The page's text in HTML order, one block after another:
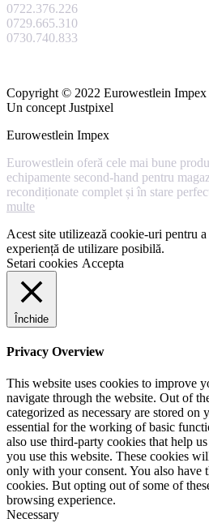
0722.376.226
0729.665.310
0730.740.833
Copyright © 2022 Eurowestlein Impex
Un concept Justpixel
Eurowestlein Impex
Eurowestlein oferă cele mai bune
echipamente second-hand pentru
recondiționate complet și în stare
multe
Acest site utilizează cookie-uri pentru
experiență de utilizare posibilă.
Setari cookies Accepta
Închide
Privacy Overview
This website uses cookies to improve
navigate through the website. Out of
categorized as necessary are stored on
essential for the working of basic
also use third-party cookies that help
you use this website. These cookies
only with your consent. You also have
cookies. But opting out of some of
browsing experience.
Necessary